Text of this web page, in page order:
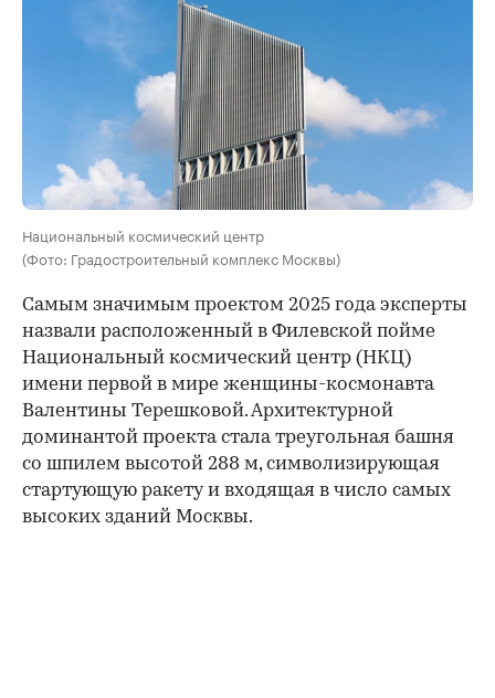
Национальный космический центр
(Фото: Градостроительный комплекс Москвы)
00:00 / 00:00
Самым значимым проектом 2025 года эксперты
назвали расположенный в Филевской пойме
Национальный космический центр (НКЦ)
имени первой в мире женщины-космонавта
Валентины Терешковой. Архитектурной
доминантой проекта стала треугольная башня
со шпилем высотой 288 м, символизирующая
стартующую ракету и входящая в число самых
высоких зданий Москвы.